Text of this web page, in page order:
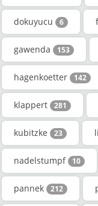
dokuyucu 6
gawenda 153
hagenkoetter 142
klappert 281
kubitzke 23
nadelstumpf 10
pannek 212